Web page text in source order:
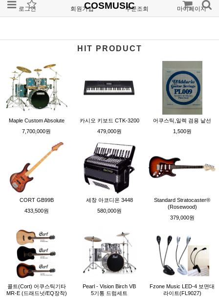
로그인 회원가입 주문조회 마이페이지
COSMUSIC
HIT PRODUCT
Maple Custom Absolute
7,700,000원
카시오 키보드 CTK-3200
479,000원
어쿠스틱,일렉 겸용 낱선
1,500원
CORT GB99B
433,500원
세창 아코디온 3448
580,000원
Standard Stratocaster®
(Rosewood)
379,000원
콜트(Cort) 어쿠스틱기타
MR-E (드래드넛/EQ장착)
Pearl - Vision Birch VB
5기통 드럼세트
Fzone Music LED-4 보면대
라이트(FL9027)